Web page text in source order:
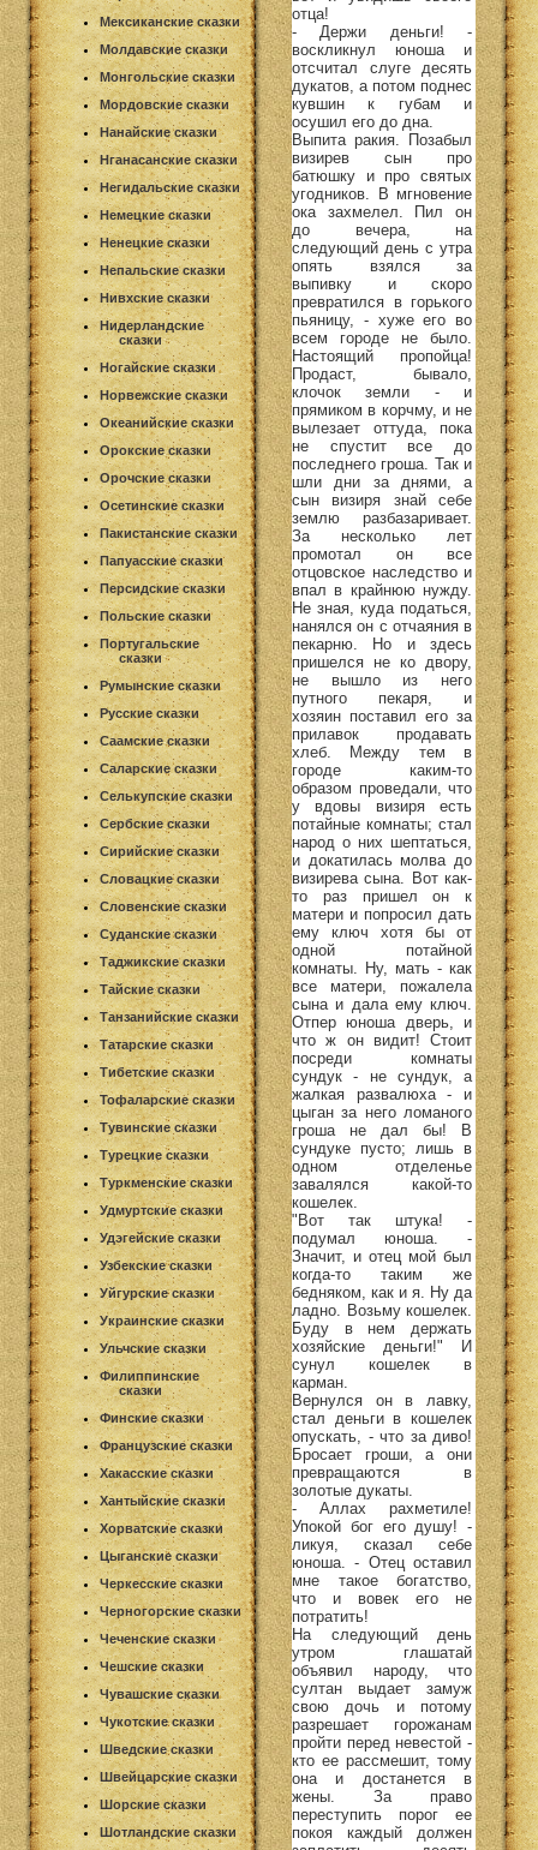
Мексиканские сказки
Молдавские сказки
Монгольские сказки
Мордовские сказки
Нанайские сказки
Нганасанские сказки
Негидальские сказки
Немецкие сказки
Ненецкие сказки
Непальские сказки
Нивхские сказки
Нидерландские
сказки
Ногайские сказки
Норвежские сказки
Океанийские сказки
Орокские сказки
Орочские сказки
Осетинские сказки
Пакистанские сказки
Папуасские сказки
Персидские сказки
Польские сказки
Португальские
сказки
Румынские сказки
Русские сказки
Саамские сказки
Саларские сказки
Селькупские сказки
Сербские сказки
Сирийские сказки
Словацкие сказки
Словенские сказки
Суданские сказки
Таджикские сказки
Тайские сказки
Танзанийские сказки
Татарские сказки
Тибетские сказки
Тофаларские сказки
Тувинские сказки
Турецкие сказки
Туркменские сказки
Удмуртские сказки
Удэгейские сказки
Узбекские сказки
Уйгурские сказки
Украинские сказки
Ульчские сказки
Филиппинские
сказки
Финские сказки
Французские сказки
Хакасские сказки
Хантыйские сказки
Хорватские сказки
Цыганские сказки
Черкесские сказки
Черногорские сказки
Чеченские сказки
Чешские сказки
Чувашские сказки
Чукотские сказки
Шведские сказки
Швейцарские сказки
Шорские сказки
Шотландские сказки
отца!
- Держи деньги! -
воскликнул юноша и
отсчитал слуге десять
дукатов, а потом поднес
кувшин к губам и
осушил его до дна.
Выпита ракия. Позабыл
визирев сын про
батюшку и про святых
угодников. В мгновение
ока захмелел. Пил он
до вечера, на
следующий день с утра
опять взялся за
выпивку и скоро
превратился в горького
пьяницу, - хуже его во
всем городе не было.
Настоящий пропойца!
Продаст, бывало,
клочок земли - и
прямиком в корчму, и не
вылезает оттуда, пока
не спустит все до
последнего гроша. Так и
шли дни за днями, а
сын визиря знай себе
землю разбазаривает.
За несколько лет
промотал он все
отцовское наследство и
впал в крайнюю нужду.
Не зная, куда податься,
нанялся он с отчаяния в
пекарню. Но и здесь
пришелся не ко двору,
не вышло из него
путного пекаря, и
хозяин поставил его за
прилавок продавать
хлеб. Между тем в
городе каким-то
образом проведали, что
у вдовы визиря есть
потайные комнаты; стал
народ о них шептаться,
и докатилась молва до
визирева сына. Вот как-
то раз пришел он к
матери и попросил дать
ему ключ хотя бы от
одной потайной
комнаты. Ну, мать - как
все матери, пожалела
сына и дала ему ключ.
Отпер юноша дверь, и
что ж он видит! Стоит
посреди комнаты
сундук - не сундук, а
жалкая развалюха - и
цыган за него ломаного
гроша не дал бы! В
сундуке пусто; лишь в
одном отделенье
завалялся какой-то
кошелек.
"Вот так штука! -
подумал юноша. -
Значит, и отец мой был
когда-то таким же
бедняком, как и я. Ну да
ладно. Возьму кошелек.
Буду в нем держать
хозяйские деньги!" И
сунул кошелек в
карман.
Вернулся он в лавку,
стал деньги в кошелек
опускать, - что за диво!
Бросает гроши, а они
превращаются в
золотые дукаты.
- Аллах рахметиле!
Упокой бог его душу! -
ликуя, сказал себе
юноша. - Отец оставил
мне такое богатство,
что и вовек его не
потратить!
На следующий день
утром глашатай
объявил народу, что
султан выдает замуж
свою дочь и потому
разрешает горожанам
пройти перед невестой -
кто ее рассмешит, тому
она и достанется в
жены. За право
переступить порог ее
покоя каждый должен